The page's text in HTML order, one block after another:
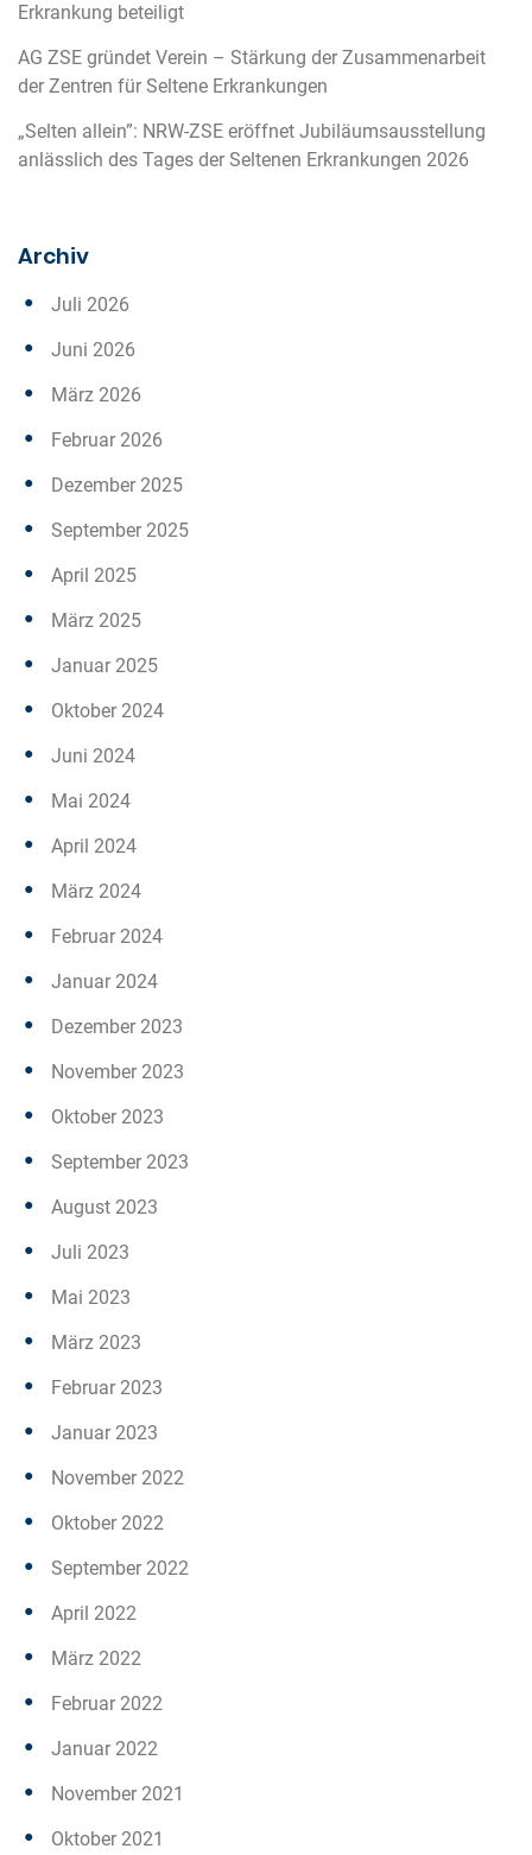
Erkrankung beteiligt
AG ZSE gründet Verein – Stärkung der Zusammenarbeit
der Zentren für Seltene Erkrankungen
„Selten allein”: NRW-ZSE eröffnet Jubiläumsausstellung
anlässlich des Tages der Seltenen Erkrankungen 2026
Archiv
Juli 2026
Juni 2026
März 2026
Februar 2026
Dezember 2025
September 2025
April 2025
März 2025
Januar 2025
Oktober 2024
Juni 2024
Mai 2024
April 2024
März 2024
Februar 2024
Januar 2024
Dezember 2023
November 2023
Oktober 2023
September 2023
August 2023
Juli 2023
Mai 2023
März 2023
Februar 2023
Januar 2023
November 2022
Oktober 2022
September 2022
April 2022
März 2022
Februar 2022
Januar 2022
November 2021
Oktober 2021